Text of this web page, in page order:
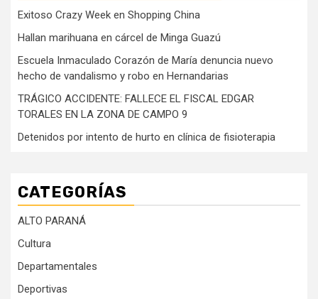
Exitoso Crazy Week en Shopping China
Hallan marihuana en cárcel de Minga Guazú
Escuela Inmaculado Corazón de María denuncia nuevo
hecho de vandalismo y robo en Hernandarias
TRÁGICO ACCIDENTE: FALLECE EL FISCAL EDGAR
TORALES EN LA ZONA DE CAMPO 9
Detenidos por intento de hurto en clínica de fisioterapia
CATEGORÍAS
ALTO PARANÁ
Cultura
Departamentales
Deportivas